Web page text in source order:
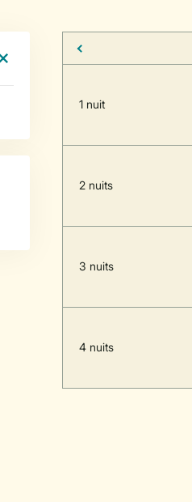
1 nuit
2 nuits
3 nuits
4 nuits